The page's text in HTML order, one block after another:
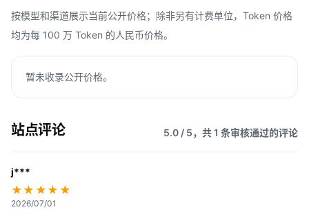
按模型和渠道展示当前公开价格；除非另有计费单位，Token 价格
均为每 100 万 Token 的人民币价格。
暂未收录公开价格。
站点评论 5.0 / 5，共 1 条审核通过的评论
j***
★★★★★
2026/07/01